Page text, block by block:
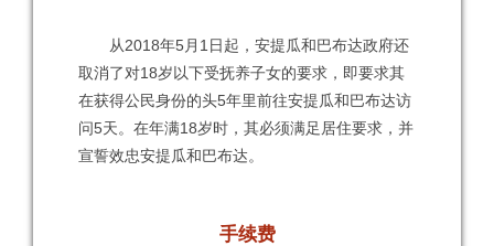
从2018年5月1日起，安提瓜和巴布达政府还
取消了对18岁以下受抚养子女的要求，即要求其
在获得公民身份的头5年里前往安提瓜和巴布达访
问5天。在年满18岁时，其必须满足居住要求，并
宣誓效忠安提瓜和巴布达。
手续费